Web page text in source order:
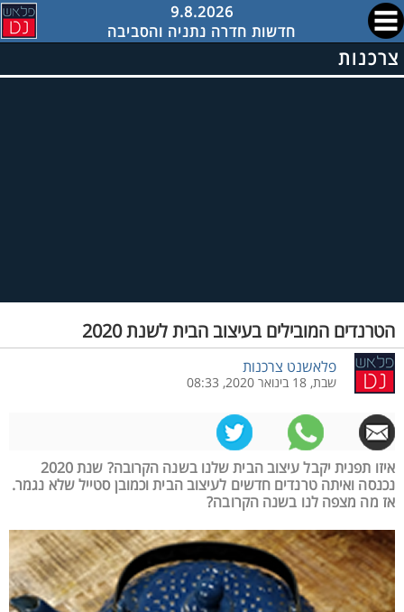
9.8.2026
חדשות חדרה נתניה והסביבה
צרכנות
הטרנדים המובילים בעיצוב הבית לשנת 2020
פלאשנט צרכנות
שבת, 18 בינואר 2020, 08:33
איזו תפנית יקבל עיצוב הבית שלנו בשנה הקרובה? שנת 2020
נכנסה ואיתה טרנדים חדשים לעיצוב הבית וכמובן סטייל שלא נגמר.
אז מה מצפה לנו בשנה הקרובה?